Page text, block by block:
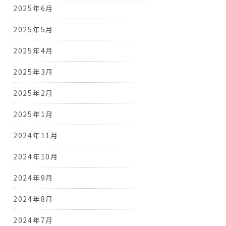
2025年6月
2025年5月
2025年4月
2025年3月
2025年2月
2025年1月
2024年11月
2024年10月
2024年9月
2024年8月
2024年7月